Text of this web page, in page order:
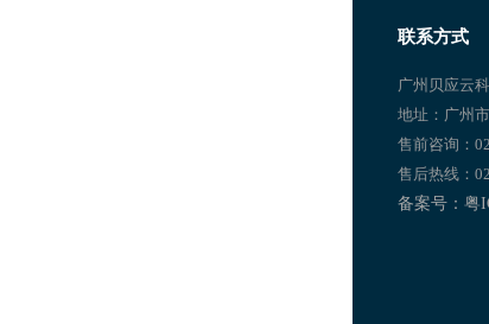
服装行
服装行业
衣服进销
联系方式
广州贝应云
地址：广州
售前咨询：
售后热线：
备案号：粤